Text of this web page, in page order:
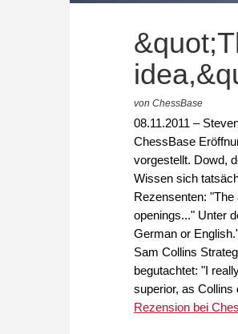
von ChessBase
08.11.2011 –
ChessBase
vorgestellt. Dowd,
Wissen sich
Rezensenten:
openings..." Unter
German or
Sam Collins
begutachtet: "I
superior, as Collins
Rezension bei